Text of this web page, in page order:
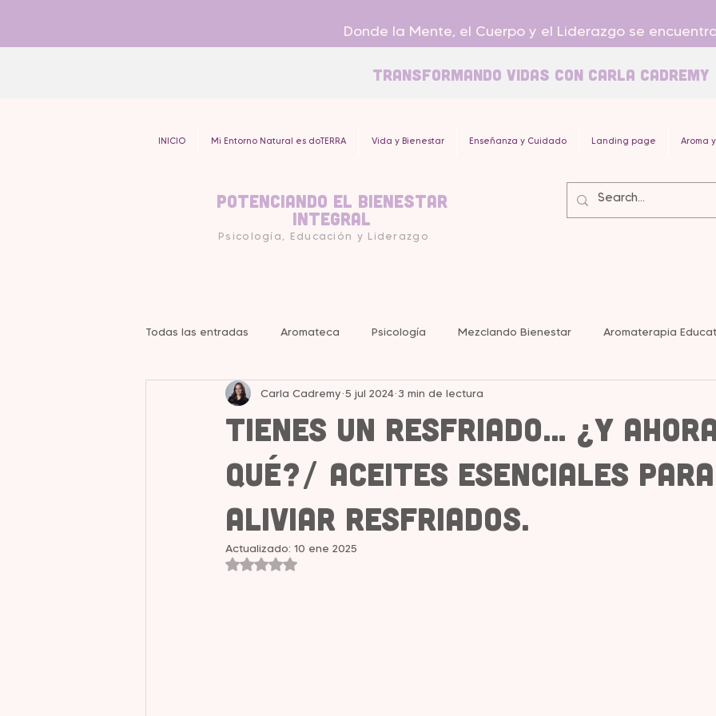
Donde la Mente, el Cuerpo y el Liderazgo se
Transformando Vidas con carla Cadremy
INICIO Mi Entorno Natural es doTERRA Vida y Bienestar Enseñanza y Cuidado Landing page Aroma
Potenciando el Bienestar
Integral
Psicología, Educación y Liderazgo
Todas las entradas Aromateca Psicología Mezclando Bienestar Aromaterapia
Liderazgo y Mentalidad
Tienes un resfriado… ¿y
qué?/ Aceites esenciales para
aliviar resfriados.
Carla Cadremy 5 jul 2024 3 min de lectura
Actualizado: 10 ene 2025
Obtuvo NaN de 5 estrellas.